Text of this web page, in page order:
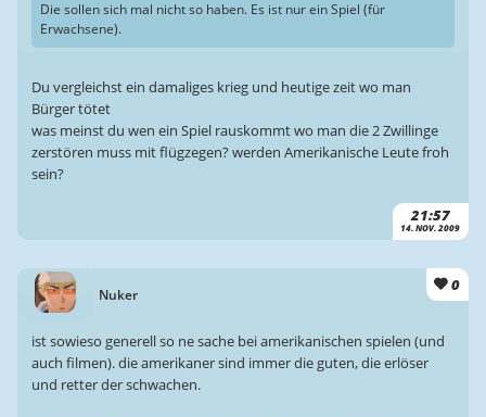
21:57
14. NOV. 2009
Die sollen sich mal nicht so haben. Es ist nur ein Spiel (für
Erwachsene).
Du vergleichst ein damaliges krieg und heutige zeit wo man
Bürger tötet
was meinst du wen ein Spiel rauskommt wo man die 2 Zwillinge
zerstören muss mit flügzegen? werden Amerikanische Leute froh
sein?
Nuker
0
ist sowieso generell so ne sache bei amerikanischen spielen (und
auch filmen). die amerikaner sind immer die guten, die erlöser
und retter der schwachen.